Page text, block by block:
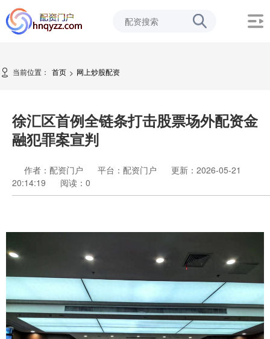
当前位置： 首页 > 网上炒股配资
徐汇区首例全链条打击股票场外配资金
融犯罪案宣判
作者：配资门户 平台：配资门户
更新：2026-05-21
20:14:19
阅读： 0